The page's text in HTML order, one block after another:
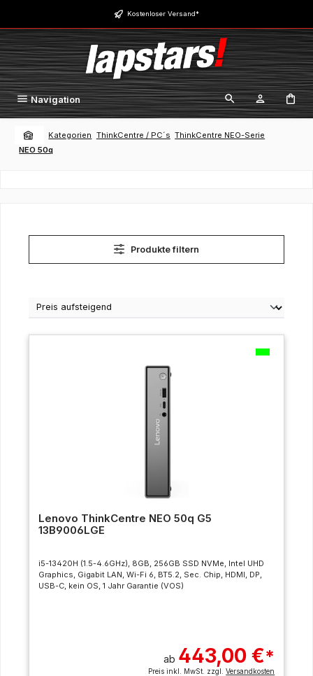
Zum Hauptinhalt springen Kostenloser Versand*
Navigation
Kategorien ThinkCentre / PC´s ThinkCentre NEO-Serie
NEO 50q
Produkte filtern
Lenovo ThinkCentre NEO 50q G5
13B9006LGE
i5-13420H (1.5-4.6GHz), 8GB, 256GB SSD NVMe, Intel UHD
Graphics, Gigabit LAN, Wi-Fi 6, BT5.2, Sec. Chip, HDMI, DP,
USB-C, kein OS, 1 Jahr Garantie (VOS)
ab 443,00 €*
Preis inkl. MwSt. zzgl.Versandkosten